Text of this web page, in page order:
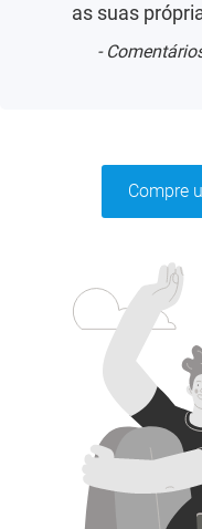
as suas
-
Compre